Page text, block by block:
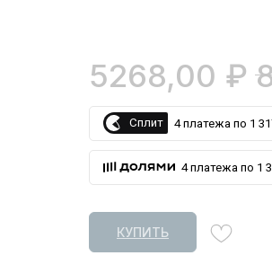
5268,00 ₽
Сплит 4 платежа по 1
4 платежа по 1
КУПИТЬ